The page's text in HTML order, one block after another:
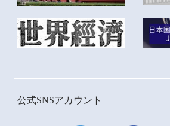
公式SNSアカウント